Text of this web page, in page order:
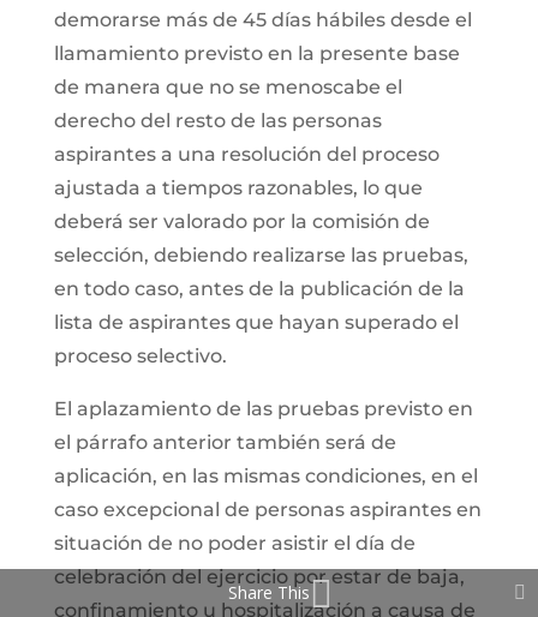
demorarse más de 45 días hábiles desde el
llamamiento previsto en la presente base
de manera que no se menoscabe el
derecho del resto de las personas
aspirantes a una resolución del proceso
ajustada a tiempos razonables, lo que
deberá ser valorado por la comisión de
selección, debiendo realizarse las pruebas,
en todo caso, antes de la publicación de la
lista de aspirantes que hayan superado el
proceso selectivo.
El aplazamiento de las pruebas previsto en
el párrafo anterior también será de
aplicación, en las mismas condiciones, en el
caso excepcional de personas aspirantes en
situación de no poder asistir el día de
celebración del ejercicio por estar de baja,
confinamiento u hospitalización a causa de
Share This